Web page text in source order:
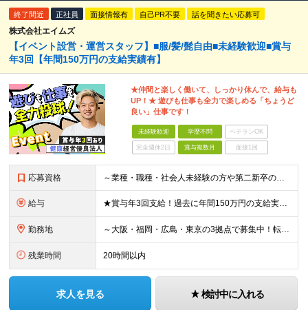
終了間近 正社員 面接情報有 自己PR不要 話を聞きたい応募可
株式会社エイムズ
【イベント設営・運営スタッフ】■服/髪/髭自由■未経験歓迎■賞与
年3回【年間150万円の支給実績有】
★仲間と楽しく働いて、しっかり休んで、給与も
UP！★ 遊びも仕事も全力で楽しめる「ちょうど
良い」仕事です！
未経験歓迎 学歴不問 ベテランOK
完全週休2日 賞与複数月 面接1回
応募資格 ～業種・職種・社会人未経験の方や第二新卒の方も歓迎！～ ■学歴不問 ■35歳以下※若年層の長期キャリア形成を図るため ＼意欲重視の人物採用！ こんな方をお待ちしています／ ■チームでやり遂げる仕事が
給与 ★賞与年3回支給！過去に年間150万円の支給実績あり ■大阪・広島：月給23万3000円～35万円（固定残業代／月4万2000円～5万5000円含む） └試用期間中：月給22万5000円～（固定残業
勤務地 ～大阪・福岡・広島・東京の3拠点で募集中！転勤なし～ ※希望・住まいを考慮して決定します ■大阪支店 大阪府大阪市中央区瓦町3-3-16OWL瓦町ビル4Ｆ ■福岡本社 福岡県福岡市博多区博多駅東2
残業時間 20時間以内
求人を見る 検討中に入れる